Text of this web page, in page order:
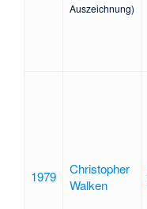
Auszeichnung)
1979
Christopher
Walken